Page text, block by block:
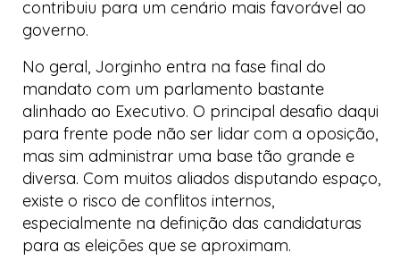
contribuiu para um cenário mais favorável ao
governo.
No geral, Jorginho entra na fase final do
mandato com um parlamento bastante
alinhado ao Executivo. O principal desafio daqui
para frente pode não ser lidar com a oposição,
mas sim administrar uma base tão grande e
diversa. Com muitos aliados disputando espaço,
existe o risco de conflitos internos,
especialmente na definição das candidaturas
para as eleições que se aproximam.